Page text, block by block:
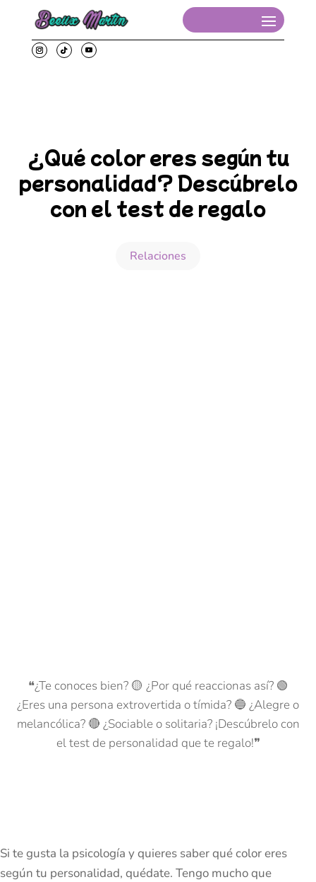
¿Qué color eres según tu
personalidad? Descúbrelo
con el test de regalo
Relaciones
❝¿Te conoces bien? 🟡 ¿Por qué reaccionas así? 🟢
¿Eres una persona extrovertida o tímida? 🔵 ¿Alegre o
melancólica? 🔴 ¿Sociable o solitaria? ¡Descúbrelo con
el test de personalidad que te regalo!❞
Si te gusta la psicología y quieres saber qué color eres
según tu personalidad, quédate. Tengo mucho que